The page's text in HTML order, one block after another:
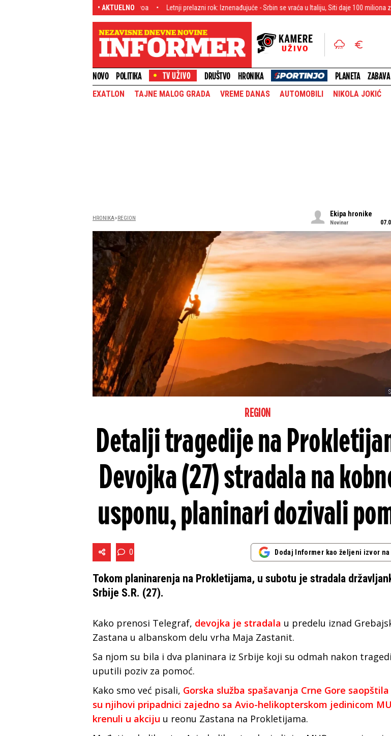
• AKTUELNO
Savski most - Imaće tri nivoa Letnji prelazni rok: Iznenađujuće - Srbin se vraća u Italiju, Siti daje 100 miliona za tinejdžera
NOVO POLITIKA DRUŠTVO HRONIKA PLANETA ZABAVA
EXATLON TAJNE MALOG GRADA VREME DANAS AUTOMOBILI NIKOLA JOKIĆ
HRONIKA REGION
Ekipa hronike
Novinar
REGION
Detalji tragedije na
Devojka (27) stradala na
usponu, planinari dozivali
0 Dodaj Informer kao željeni izvor na
Tokom planinarenja na Prokletijama, u subotu je stradala
Srbije S.R. (27).
Kako prenosi Telegraf, devojka je stradala u predelu iznad
Zastana u albanskom delu vrha Maja Zastanit.
Sa njom su bila i dva planinara iz Srbije koji su odmah nakon
uputili poziv za pomoć.
Kako smo već pisali, Gorska služba spašavanja Crne Gore
su njihovi pripadnici zajedno sa Avio-helikopterskom jedinicom
krenuli u akciju u reonu Zastana na Prokletijama.